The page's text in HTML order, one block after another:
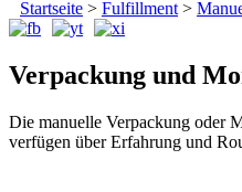
Startseite > Fulfillment >
Verpackung und
Die manuelle Verpackung oder
verfügen über Erfahrung und